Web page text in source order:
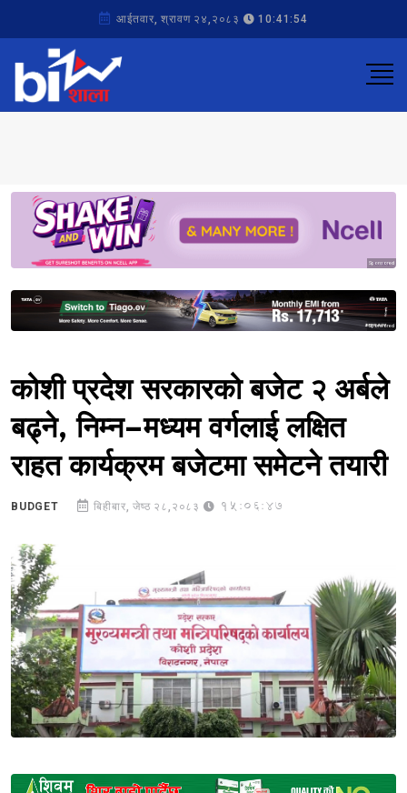
आईतवार, श्रावण २४,२०८३ 10:41:54
Sponsored
Sponsored
कोशी प्रदेश सरकारको बजेट २ अर्बले
बढ्ने, निम्न–मध्यम वर्गलाई लक्षित
राहत कार्यक्रम बजेटमा समेटने तयारी
BUDGET बिहीबार, जेष्ठ २८,२०८३ 15:06:47